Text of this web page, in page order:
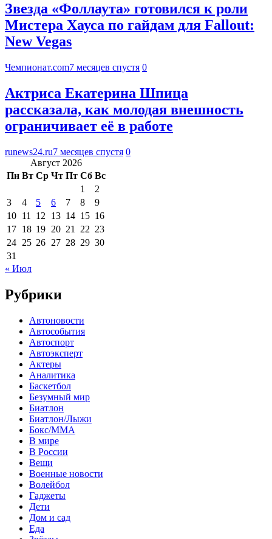
Звезда «Фоллаута» готовился к роли
Мистера Хауса по гайдам для Fallout:
New Vegas
Чемпионат.com7 месяцев спустя 0
Актриса Екатерина Шпица
рассказала, как молодая внешность
ограничивает её в работе
runews24.ru7 месяцев спустя 0
Август 2026
Пн Вт Ср Чт Пт Сб Вс
1
2
3
4 5 6 7 8
9
10 11 12 13 14 15 16
17 18 19 20 21 22 23
24 25 26 27 28 29 30
31
« Июл
Рубрики
Автоновости
Автособытия
Автоспорт
Автоэксперт
Актеры
Аналитика
Баскетбол
Безумный мир
Биатлон
Биатлон/Лыжи
Бокс/MMA
В мире
В России
Вещи
Военные новости
Волейбол
Гаджеты
Дети
Дом и сад
Еда